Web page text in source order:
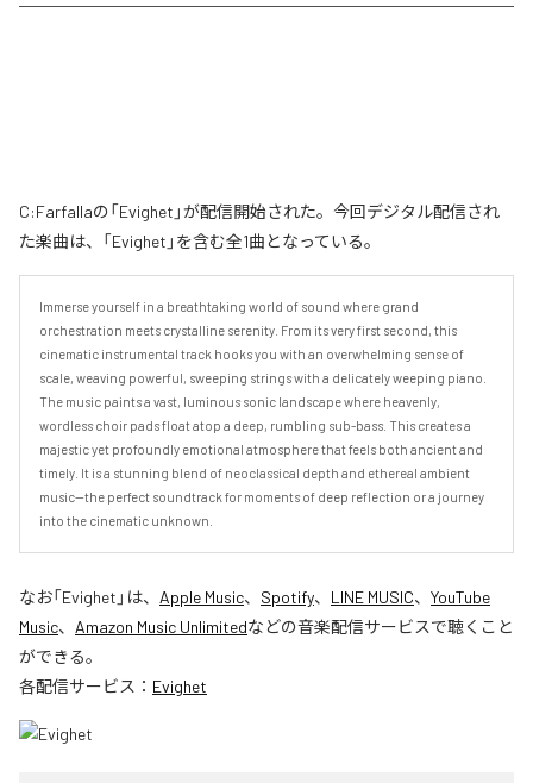
C:Farfallaの「Evighet」が配信開始された。今回デジタル配信され
た楽曲は、「Evighet」を含む全1曲となっている。
Immerse yourself in a breathtaking world of sound where grand
orchestration meets crystalline serenity. From its very first second, this
cinematic instrumental track hooks you with an overwhelming sense of
scale, weaving powerful, sweeping strings with a delicately weeping piano.
​The music paints a vast, luminous sonic landscape where heavenly,
wordless choir pads float atop a deep, rumbling sub-bass. This creates a
majestic yet profoundly emotional atmosphere that feels both ancient and
timely. It is a stunning blend of neoclassical depth and ethereal ambient
music—the perfect soundtrack for moments of deep reflection or a journey
into the cinematic unknown.
なお「Evighet 」は、 Apple Music、 Spotify、 LINE MUSIC、 YouTube
Music、 Amazon Music Unlimitedなどの音楽配信サービスで聴くこと
ができる。
各配信サービス： Evighet